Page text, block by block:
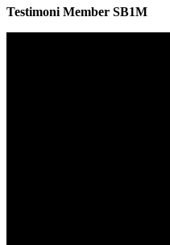
Testimoni Member SB1M